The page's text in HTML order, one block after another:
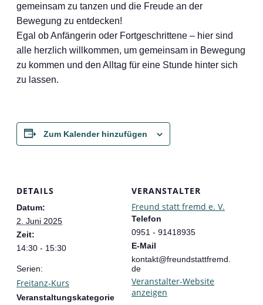
gemeinsam zu tanzen und die Freude an der
Bewegung zu entdecken!
Egal ob Anfängerin oder Fortgeschrittene – hier sind
alle herzlich willkommen, um gemeinsam in Bewegung
zu kommen und den Alltag für eine Stunde hinter sich
zu lassen.
Zum Kalender hinzufügen
DETAILS
Datum:
2. Juni 2025
Zeit:
14:30 - 15:30
Serien:
Freitanz-Kurs
Veranstaltungskategorie
VERANSTALTER
Freund statt fremd e. V.
Telefon
0951 - 91418935
E-Mail
kontakt@freundstattfremd.
de
Veranstalter-Website
anzeigen